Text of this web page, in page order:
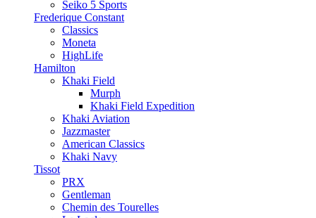
Seiko 5 Sports
Frederique Constant
Classics
Moneta
HighLife
Hamilton
Khaki Field
Murph
Khaki Field Expedition
Khaki Aviation
Jazzmaster
American Classics
Khaki Navy
Tissot
PRX
Gentleman
Chemin des Tourelles